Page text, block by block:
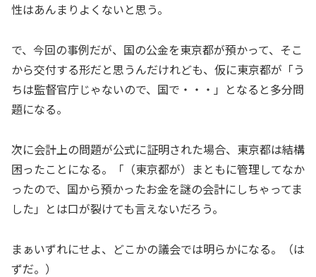
性はあんまりよくないと思う。
で、今回の事例だが、国の公金を東京都が預かって、そこ
から交付する形だと思うんだけれども、仮に東京都が「う
ちは監督官庁じゃないので、国で・・・」となると多分問
題になる。
次に会計上の問題が公式に証明された場合、東京都は結構
困ったことになる。「（東京都が）まともに管理してなか
ったので、国から預かったお金を謎の会計にしちゃってま
した」とは口が裂けても言えないだろう。
まぁいずれにせよ、どこかの議会では明らかになる。（は
ずだ。）